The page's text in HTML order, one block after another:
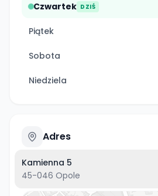
Czwartek DZIŚ
Piątek
Sobota
Niedziela
Adres
Kamienna 5
45-046 Opole